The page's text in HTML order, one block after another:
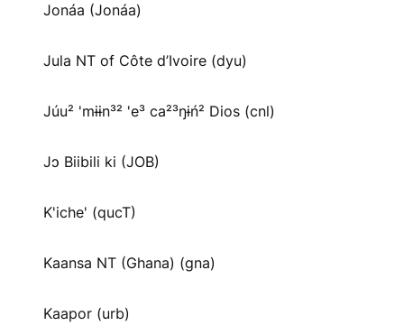
Jonáa (Jonáa)
Jula NT of Côte d’Ivoire (dyu)
Júu² 'mɨɨn³² 'e³ ca²³ŋɨń² Dios (cnl)
Jɔ Biibili ki (JOB)
K'iche' (qucT)
Kaansa NT (Ghana) (gna)
Kaapor (urb)